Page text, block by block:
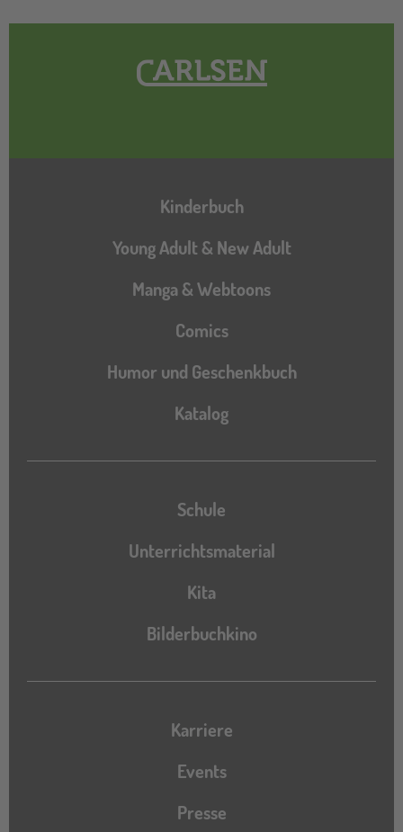
Hauptnavigation
Kinderbuch
Young Adult & New Adult
Manga & Webtoons
Comics
Humor und Geschenkbuch
Katalog
Katalog
Schule
Unterrichtsmaterial
Kita
Bilderbuchkino
Karriere
Events
Presse